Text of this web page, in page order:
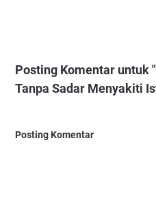
Posting Komentar untuk
Tanpa Sadar Menyakiti
Posting Komentar